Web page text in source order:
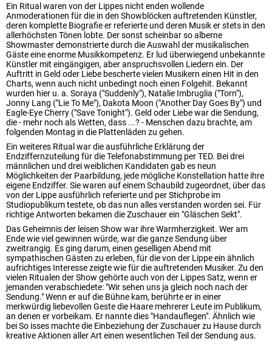
Ein Ritual waren von der Lippes nicht enden wollende
Anmoderationen für die in den Showblöcken auftretenden Künstler,
deren komplette Biografie er referierte und deren Musik er stets in den
allerhöchsten Tönen lobte. Der sonst scheinbar so alberne
Showmaster demonstrierte durch die Auswahl der musikalischen
Gäste eine enorme Musikkompetenz. Er lud überwiegend unbekannte
Künstler mit eingängigen, aber anspruchsvollen Liedern ein. Der
Auftritt in Geld oder Liebe bescherte vielen Musikern einen Hit in den
Charts, wenn auch nicht unbedingt noch einen Folgehit. Bekannt
wurden hier u. a. Soraya ("Suddenly"), Natalie Imbruglia ("Torn"),
Jonny Lang ("Lie To Me"), Dakota Moon ("Another Day Goes By") und
Eagle-Eye Cherry ("Save Tonight"). Geld oder Liebe war die Sendung,
die - mehr noch als Wetten, dass ...? - Menschen dazu brachte, am
folgenden Montag in die Plattenläden zu gehen.
Ein weiteres Ritual war die ausführliche Erklärung der
Endziffernzuteilung für die Telefonabstimmung per TED. Bei drei
männlichen und drei weiblichen Kandidaten gab es neun
Möglichkeiten der Paarbildung, jede mögliche Konstellation hatte ihre
eigene Endziffer. Sie waren auf einem Schaubild zugeordnet, über das
von der Lippe ausführlich referierte und per Stichprobe im
Studiopublikum testete, ob das nun alles verstanden worden sei. Für
richtige Antworten bekamen die Zuschauer ein "Gläschen Sekt".
Das Geheimnis der leisen Show war ihre Warmherzigkeit. Wer am
Ende wie viel gewinnen würde, war die ganze Sendung über
zweitrangig. Es ging darum, einen geselligen Abend mit
sympathischen Gästen zu erleben, für die von der Lippe ein ähnlich
aufrichtiges Interesse zeigte wie für die auftretenden Musiker. Zu den
vielen Ritualen der Show gehörte auch von der Lippes Satz, wenn er
jemanden verabschiedete: "Wir sehen uns ja gleich noch nach der
Sendung." Wenn er auf die Bühne kam, berührte er in einer
merkwürdig liebevollen Geste die Haare mehrerer Leute im Publikum,
an denen er vorbeikam. Er nannte dies "Handauflegen". Ähnlich wie
bei So isses machte die Einbeziehung der Zuschauer zu Hause durch
kreative Aktionen aller Art einen wesentlichen Teil der Sendung aus.